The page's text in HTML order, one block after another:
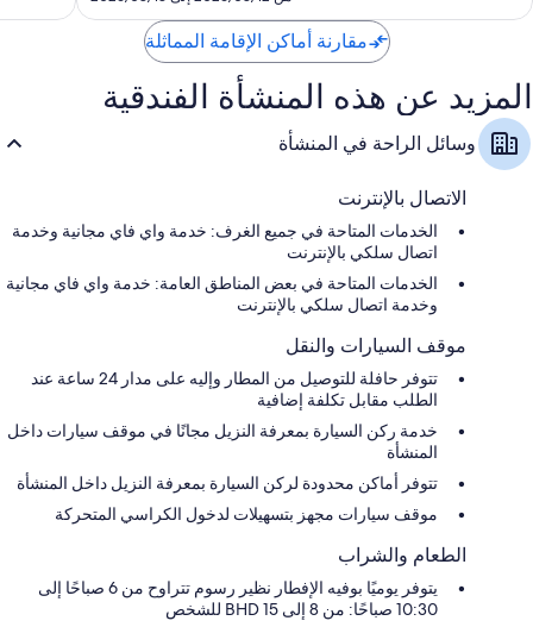
339
مقارنة أماكن الإقامة المماثلة
المزيد عن هذه المنشأة الفندقية
وسائل الراحة في المنشأة
الاتصال بالإنترنت
الخدمات المتاحة في جميع الغرف: خدمة واي فاي مجانية وخدمة
اتصال سلكي بالإنترنت
الخدمات المتاحة في بعض المناطق العامة: خدمة واي فاي مجانية
وخدمة اتصال سلكي بالإنترنت
موقف السيارات والنقل
تتوفر حافلة للتوصيل من المطار وإليه على مدار 24 ساعة عند
الطلب مقابل تكلفة إضافية
خدمة ركن السيارة بمعرفة النزيل مجانًا في موقف سيارات داخل
المنشأة
تتوفر أماكن محدودة لركن السيارة بمعرفة النزيل داخل المنشأة
موقف سيارات مجهز بتسهيلات لدخول الكراسي المتحركة
الطعام والشراب
يتوفر يوميًا بوفيه الإفطار نظير رسوم تتراوح من 6 صباحًا إلى
10:30 صباحًا: من 8 إلى 15 BHD للشخص